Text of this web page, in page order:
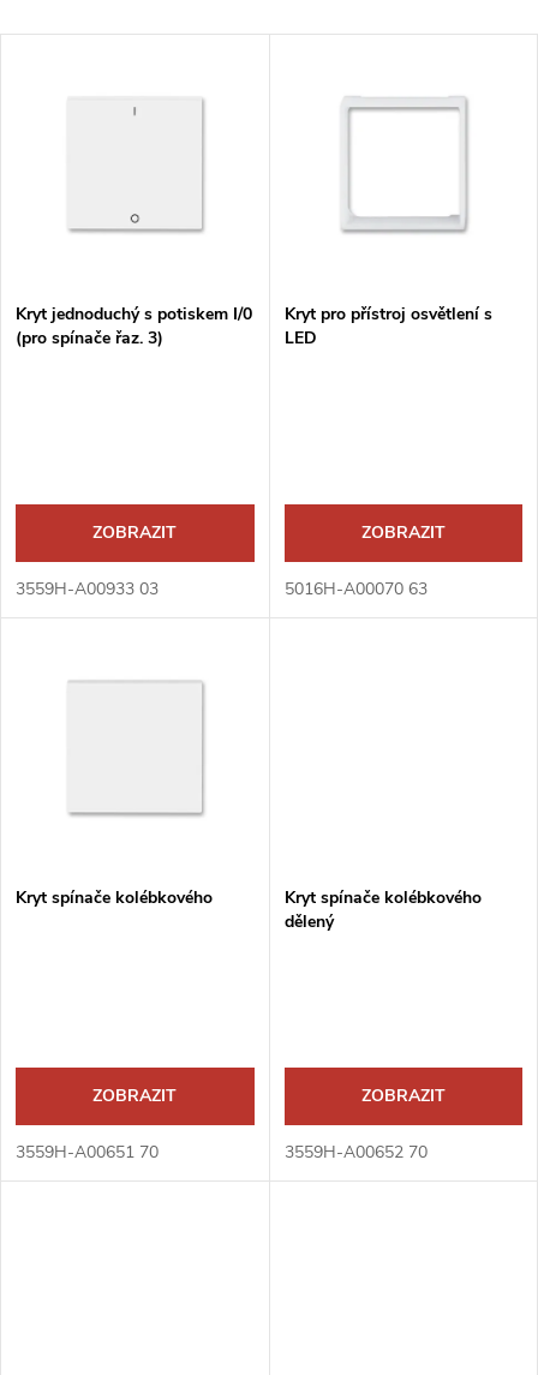
a
p
d
u
k
s
p
u
Kryt jednoduchý s potiskem I/0
(pro spínače řaz. 3)
ZOBRAZIT
3559H-A00933 03
Kryt pro přístroj osvětlení s
LED
ZOBRAZIT
5016H-A00070 63
Kryt spínače kolébkového
ZOBRAZIT
3559H-A00651 70
Kryt spínače kolébkového
dělený
ZOBRAZIT
3559H-A00652 70